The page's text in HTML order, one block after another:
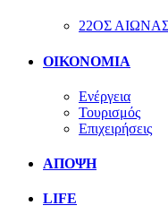
22ΟΣ
ΟΙΚΟΝΟΜΙΑ
Ενέργεια
Τουρισμός
Επιχειρήσεις
ΑΠΟΨΗ
LIFE